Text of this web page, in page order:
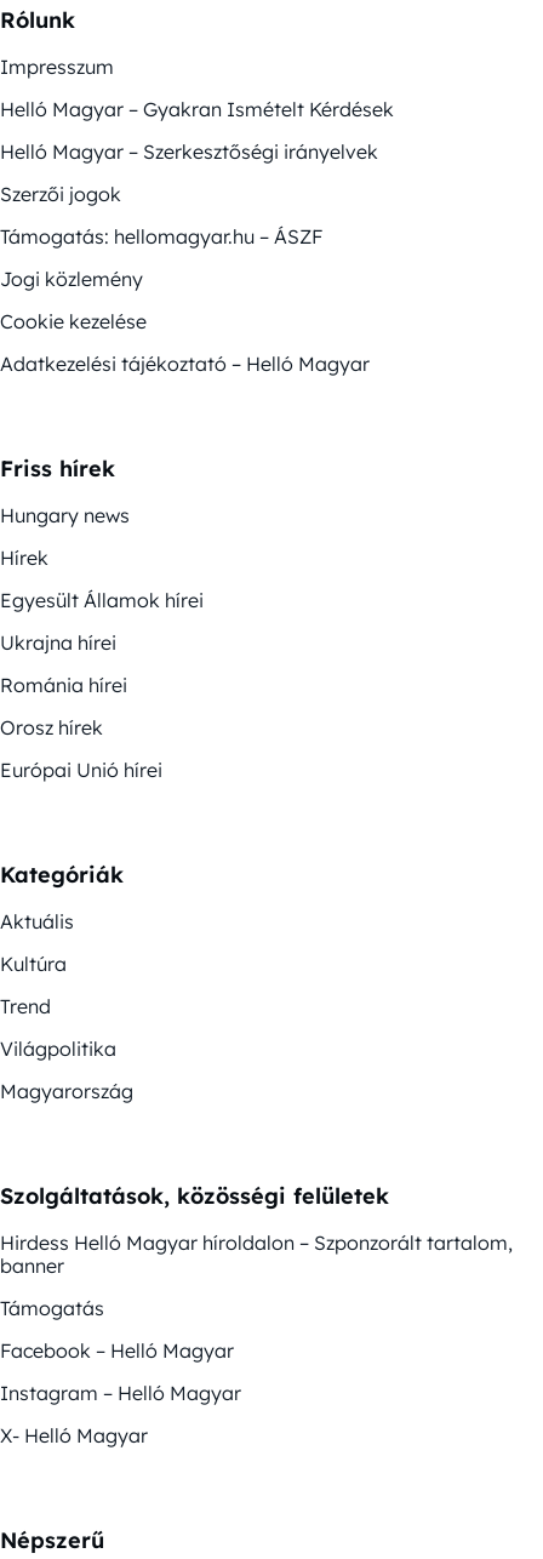
Rólunk
Impresszum
Helló Magyar – Gyakran Ismételt Kérdések
Helló Magyar – Szerkesztőségi irányelvek
Szerzői jogok
Támogatás: hellomagyar.hu – ÁSZF
Jogi közlemény
Cookie kezelése
Adatkezelési tájékoztató – Helló Magyar
Friss hírek
Hungary news
Hírek
Egyesült Államok hírei
Ukrajna hírei
Románia hírei
Orosz hírek
Európai Unió hírei
Kategóriák
Aktuális
Kultúra
Trend
Világpolitika
Magyarország
Szolgáltatások, közösségi felületek
Hirdess Helló Magyar híroldalon – Szponzorált tartalom,
banner
Támogatás
Facebook – Helló Magyar
Instagram – Helló Magyar
X- Helló Magyar
Népszerű